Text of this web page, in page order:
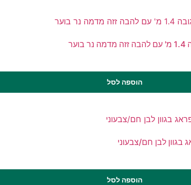
הוספה לסל
בגוון לבן חם/צבעוני
הוספה לסל